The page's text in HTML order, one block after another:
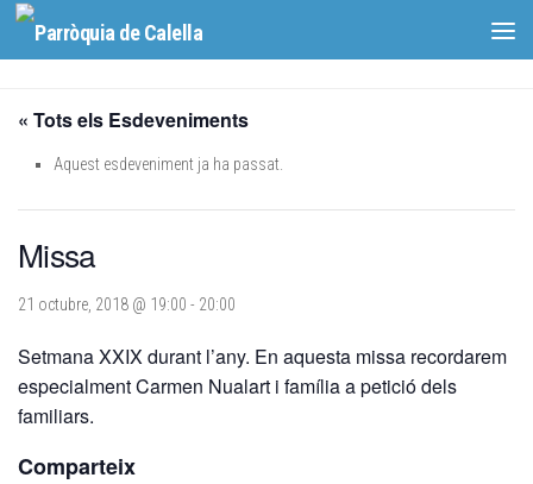
Skip to content
« Tots els Esdeveniments
Aquest esdeveniment ja ha passat.
Missa
21 octubre, 2018 @ 19:00 - 20:00
Setmana XXIX durant l’any. En aquesta missa recordarem
especialment Carmen Nualart i família a petició dels
familiars.
Comparteix